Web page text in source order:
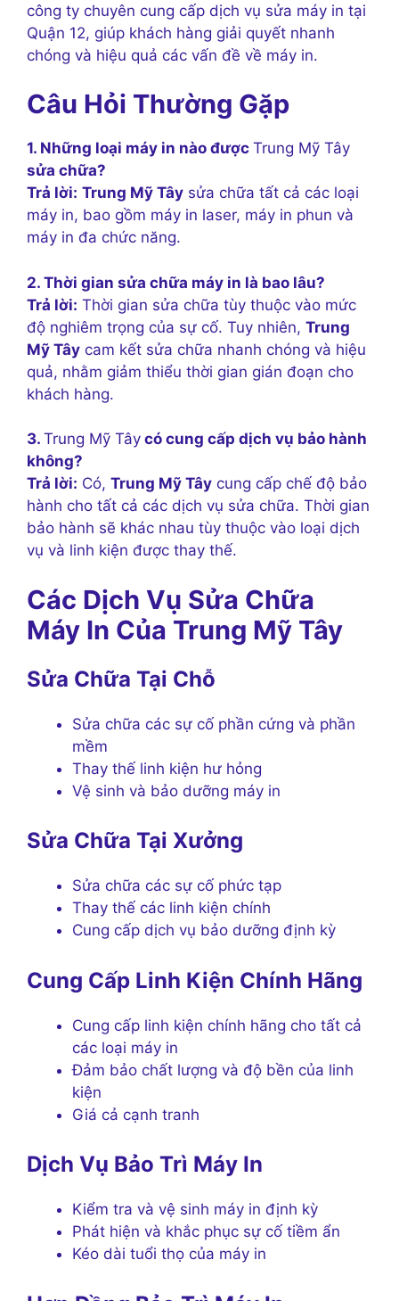
công ty chuyên cung cấp dịch vụ sửa máy in tại
Quận 12, giúp khách hàng giải quyết nhanh
chóng và hiệu quả các vấn đề về máy in.
Câu Hỏi Thường Gặp
1. Những loại máy in nào được Trung Mỹ Tây
sửa chữa?
Trả lời: Trung Mỹ Tây sửa chữa tất cả các loại
máy in, bao gồm máy in laser, máy in phun và
máy in đa chức năng.
2. Thời gian sửa chữa máy in là bao lâu?
Trả lời: Thời gian sửa chữa tùy thuộc vào mức
độ nghiêm trọng của sự cố. Tuy nhiên, Trung
Mỹ Tây cam kết sửa chữa nhanh chóng và hiệu
quả, nhằm giảm thiểu thời gian gián đoạn cho
khách hàng.
3. Trung Mỹ Tây có cung cấp dịch vụ bảo hành
không?
Trả lời: Có, Trung Mỹ Tây cung cấp chế độ bảo
hành cho tất cả các dịch vụ sửa chữa. Thời gian
bảo hành sẽ khác nhau tùy thuộc vào loại dịch
vụ và linh kiện được thay thế.
Các Dịch Vụ Sửa Chữa
Máy In Của Trung Mỹ Tây
Sửa Chữa Tại Chỗ
Sửa chữa các sự cố phần cứng và phần
mềm
Thay thế linh kiện hư hỏng
Vệ sinh và bảo dưỡng máy in
Sửa Chữa Tại Xưởng
Sửa chữa các sự cố phức tạp
Thay thế các linh kiện chính
Cung cấp dịch vụ bảo dưỡng định kỳ
Cung Cấp Linh Kiện Chính Hãng
Cung cấp linh kiện chính hãng cho tất cả
các loại máy in
Đảm bảo chất lượng và độ bền của linh
kiện
Giá cả cạnh tranh
Dịch Vụ Bảo Trì Máy In
Kiểm tra và vệ sinh máy in định kỳ
Phát hiện và khắc phục sự cố tiềm ẩn
Kéo dài tuổi thọ của máy in